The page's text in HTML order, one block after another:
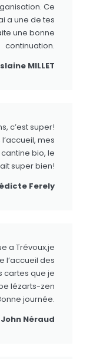
Ce
a une de tes
une bonne
continuation.
MILLET
c’est super!
mes
bio, le
super bien!
Ferely
a Trévoux,je
l’accueil des
cartes que je
lézarts-zen
journée.
John Néraud